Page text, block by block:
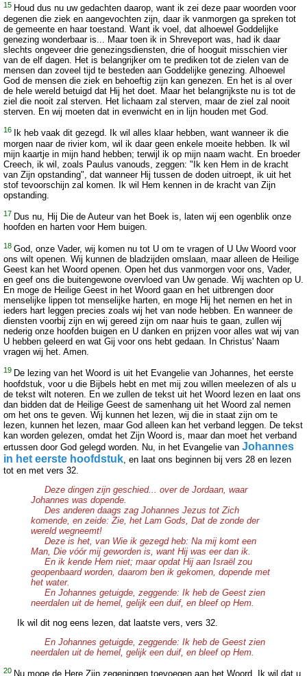
15 Houd dus nu uw gedachten daarop, want ik zei deze paar woorden voor
degenen die ziek en aangevochten zijn, daar ik vanmorgen ga spreken tot
de gemeente en haar toestand. Want ik voel, dat alhoewel Goddelijke
genezing wonderbaar is... Maar toen ik in Shreveport was, had ik daar
slechts ongeveer drie genezingsdiensten, drie of hooguit misschien vier
van de elf dagen. Het is belangrijker om te prediken tot de zielen van de
mensen dan zoveel tijd te besteden aan Goddelijke genezing. Alhoewel
God de mensen die ziek en behoeftig zijn kan genezen. En het is al over
de hele wereld betuigd dat Hij het doet. Maar het belangrijkste nu is tot de
ziel die nooit zal sterven. Het lichaam zal sterven, maar de ziel zal nooit
sterven. En wij moeten dat in evenwicht en in lijn houden met God.
16
Ik heb vaak dit gezegd. Ik wil alles klaar hebben, want wanneer ik die
morgen naar de rivier kom, wil ik daar geen enkele moeite hebben. Ik wil
mijn kaartje in mijn hand hebben; terwijl ik op mijn naam wacht. En broeder
Creech, ik wil, zoals Paulus vanouds, zeggen: "Ik ken Hem in de kracht
van Zijn opstanding", dat wanneer Hij tussen de doden uitroept, ik uit het
stof tevoorschijn zal komen. Ik wil Hem kennen in de kracht van Zijn
opstanding.
17 Dus nu, Hij Die de Auteur van het Boek is, laten wij een ogenblik onze
hoofden en harten voor Hem buigen.
18 God, onze Vader, wij komen nu tot U om te vragen of U Uw Woord voor
ons wilt openen. Wij kunnen de bladzijden omslaan, maar alleen de Heilige
Geest kan het Woord openen. Open het dus vanmorgen voor ons, Vader,
en geef ons die buitengewone overvloed van Uw genade. Wij wachten op U.
En moge de Heilige Geest in het Woord gaan en het uitbrengen door
menselijke lippen tot menselijke harten, en moge Hij het nemen en het in
ieders hart leggen precies zoals wij het van node hebben. En wanneer de
diensten voorbij zijn en wij gereed zijn om naar huis te gaan, zullen wij
nederig onze hoofden buigen en U danken en prijzen voor alles wat wij van
U hebben geleerd en wat Gij voor ons hebt gedaan. In Christus' Naam
vragen wij het. Amen.
19 De lezing van het Woord is uit het Evangelie van Johannes, het eerste
hoofdstuk, voor u die Bijbels hebt en met mij zou willen meelezen of als u
de tekst wilt noteren. En we zullen de tekst uit het Woord lezen en laat ons
dan bidden dat de Heilige Geest de samenhang uit het Woord zal nemen
om het ons te geven. Wij kunnen het lezen, wij die in staat zijn om te
lezen, kunnen het lezen, maar God alleen kan het verband leggen. De tekst
kan worden gelezen, omdat het Zijn Woord is, maar dan moet het verband
ertussen door God gelegd worden. Nu, in het Evangelie van Johannes
in het eerste hoofdstuk , en laat ons beginnen bij vers 28 en lezen
tot en met vers 32.
Deze dingen zijn geschied... over de Jordaan, waar
Johannes was dopende.
Des anderen daags zag Johannes Jezus tot Zich
komende, en zeide: Zie, het Lam Gods, Dat de zonde der
wereld wegneemt!
Deze is het, van Wie ik gezegd heb: Na mij komt een
Man, Die vóór mij geworden is, want Hij was eer dan ik.
En ik kende Hem niet; maar opdat Hij aan Israël zou
geopenbaard worden, daarom ben ik gekomen, dopende met
het water.
En Johannes getuigde, zeggende: Ik heb de Geest zien
neerdalen uit de hemel, gelijk een duif, en bleef op Hem.
Ik wil dit nog eens lezen, dat laatste vers, vers 32.
En Johannes getuigde, zeggende: Ik heb de Geest zien
neerdalen uit de hemel, gelijk een duif, en bleef op Hem.
20